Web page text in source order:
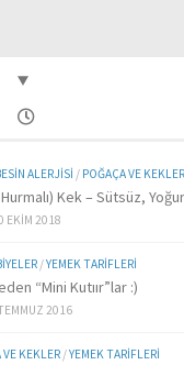
ALERJISI / POĞAÇA VE KEKLER
Kek – Sütsüz,
EKIM 2018
/YEMEK TARIFLERI
“Mini Kutıır”lar :)
2016
VE KEKLER/YEMEK TARIFLERI